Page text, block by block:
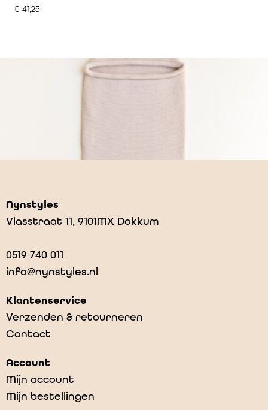
€ 41,25
€75,95
Nynstyles
Vlasstraat 11, 9101MX Dokkum
0519 740 011
info@nynstyles.nl
Klantenservice
Verzenden & retourneren
Contact
Account
Mijn account
Mijn bestellingen